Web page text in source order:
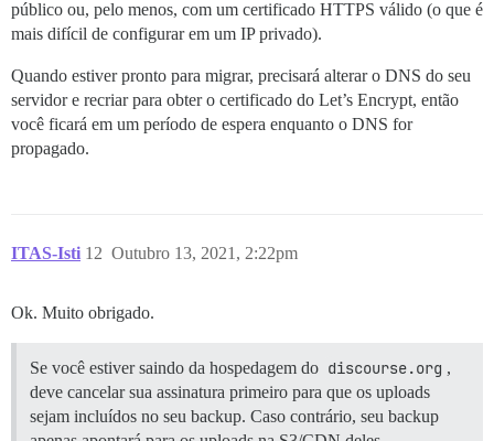
público ou, pelo menos, com um certificado HTTPS válido (o que é
mais difícil de configurar em um IP privado).
Quando estiver pronto para migrar, precisará alterar o DNS do seu
servidor e recriar para obter o certificado do Let’s Encrypt, então
você ficará em um período de espera enquanto o DNS for
propagado.
ITAS-Isti Outubro 13, 2021, 2:22pm
12
Ok. Muito obrigado.
Se você estiver saindo da hospedagem do discourse.org ,
deve cancelar sua assinatura primeiro para que os uploads
sejam incluídos no seu backup. Caso contrário, seu backup